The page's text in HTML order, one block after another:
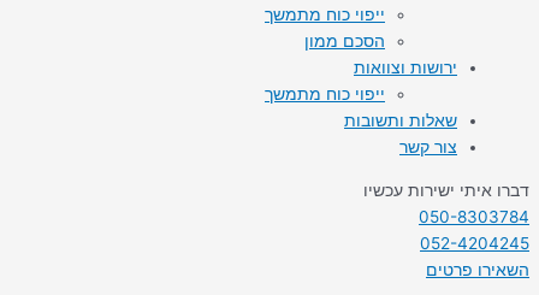
ייפוי כוח מתמשך
הסכם ממון
ירושות וצוואות
ייפוי כוח מתמשך
שאלות ותשובות
צור קשר
דברו איתי ישירות עכשיו
050-8303784
052-4204245
השאירו פרטים